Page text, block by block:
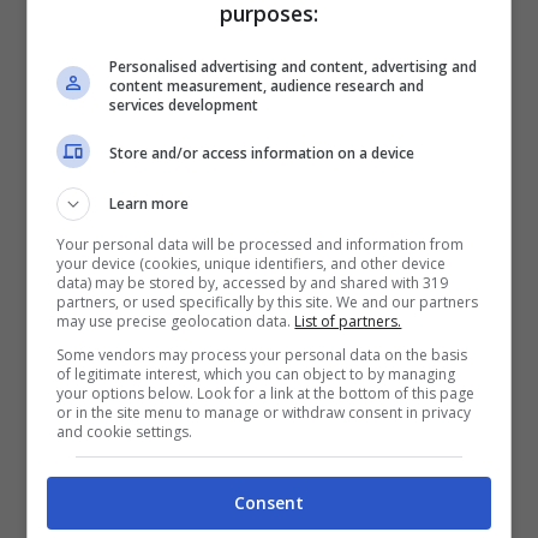
I numeri della Mercedes
GLC EV
riguarderebbe i passaruota pronunciati,
rivestiti in plastica, le portiere montate a filo e
un design classico dei finestrini laterali
anteriori. Date una occhiata al video in basso
del canale YouTube Autoevolution. Il nuovo
crossover elettrico della casa teutonica
conserva un aspetto sportivo ma
tradizionale, discostandosi da
purposes:
Personalised advertising and content, advertising and
content measurement, audience research and
services development
Store and/or access information on a device
Learn more
Your personal data will be processed and information from
your device (cookies, unique identifiers, and other device
data) may be stored by, accessed by and shared with 319
partners, or used specifically by this site. We and our partners
may use precise geolocation data. List of partners.
Some vendors may process your personal data on the basis
of legitimate interest, which you can object to by managing
your options below. Look for a link at the bottom of this page
or in the site menu to manage or withdraw consent in privacy
and cookie settings.
Consent